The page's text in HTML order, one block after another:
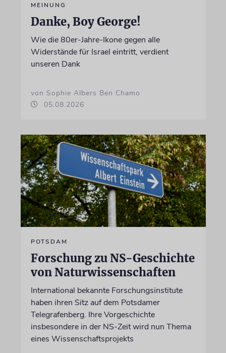
MEINUNG
Danke, Boy George!
Wie die 80er-Jahre-Ikone gegen alle
Widerstände für Israel eintritt, verdient
unseren Dank
von Sophie Albers Ben Chamo
05.08.2026
POTSDAM
Forschung zu NS-Geschichte
von Naturwissenschaften
International bekannte Forschungsinstitute
haben ihren Sitz auf dem Potsdamer
Telegrafenberg. Ihre Vorgeschichte
insbesondere in der NS-Zeit wird nun Thema
eines Wissenschaftsprojekts